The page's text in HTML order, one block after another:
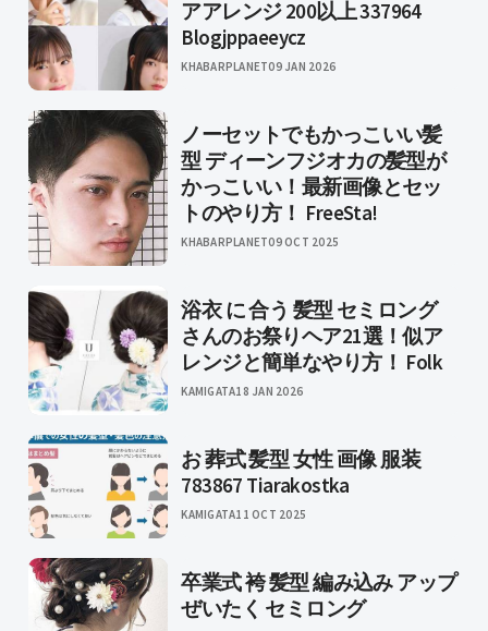
アアレンジ 200以上 337964
Blogjppaeeycz
KHABARPLANET09 JAN 2026
ノーセットでもかっこいい髪
型 ディーンフジオカの髪型が
かっこいい！最新画像とセッ
トのやり方！ FreeSta!
KHABARPLANET09 OCT 2025
浴衣 に 合う 髪型 セミロング
さんのお祭りヘア21選！似ア
レンジと簡単なやり方！ Folk
KAMIGATA18 JAN 2026
お 葬式 髪型 女性 画像 服装
783867 Tiarakostka
KAMIGATA11 OCT 2025
卒業式 袴 髪型 編み込み アップ
ぜいたく セミロング